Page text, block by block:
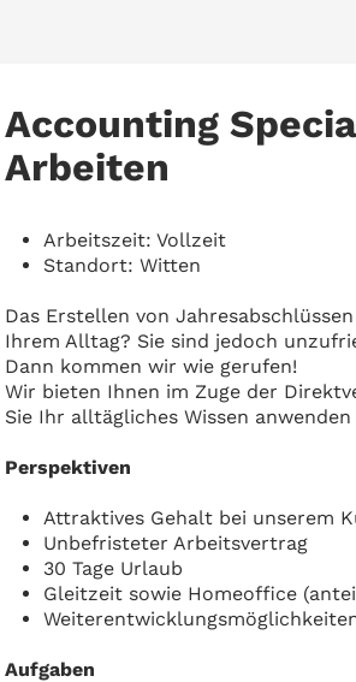
Accounting
Arbeiten
Arbeitszeit: Vollzeit
Standort: Witten
Das Erstellen von
Ihrem Alltag? Sie sind jedoch
Dann kommen wir wie gerufen!
Wir bieten Ihnen im Zuge der
Sie Ihr alltägliches Wissen
Perspektiven
Attraktives Gehalt bei unserem
Unbefristeter Arbeitsvertrag
30 Tage Urlaub
Gleitzeit sowie Homeoffice
Aufgaben